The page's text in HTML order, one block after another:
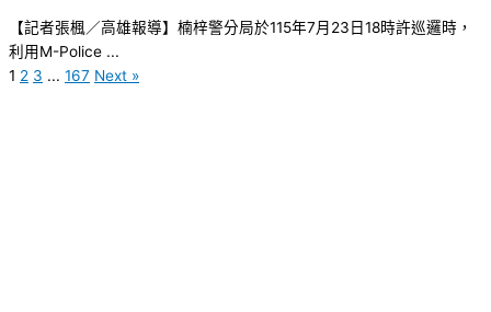
【記者張楓／高雄報導】楠梓警分局於115年7月23日18時許巡邏時，
利用M-Police ...
1 2 3 ... 167 Next »